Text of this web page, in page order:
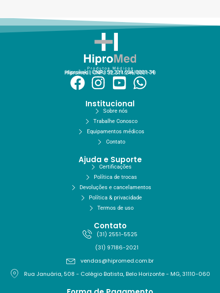
Hiprolink | CNPJ 59.229.654/0001-34
Hipromed | CNPJ 32.311.246/0001-70
Institucional
Sobre nós
Trabalhe Conosco
Equipamentos médicos
Contato
Ajuda e Suporte
Certificações
Política de trocas
Devoluções e cancelamentos
Política & privacidade
Termos de uso
Contato
(31) 2551-5525
(31) 97186-2021
vendas@hipromed.com.br
Rua Januária, 508 - Colégio Batista, Belo Horizonte - MG, 31110-060